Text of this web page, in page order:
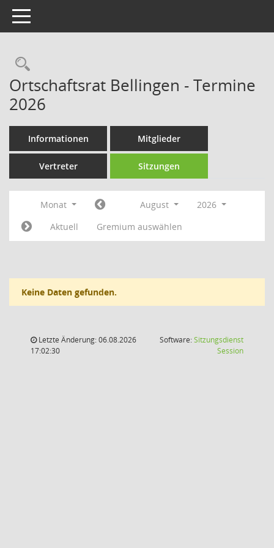
Toggle navigation
Rechercheauswahl
Ortschaftsrat Bellingen - Termine
2026
Informationen Mitglieder
Vertreter Sitzungen
Monat August
2026
Aktuell
Gremium auswählen
Keine Daten gefunden.
Letzte Änderung: 06.08.2026
17:02:30
Software:Sitzungsdienst
Session(Wird in